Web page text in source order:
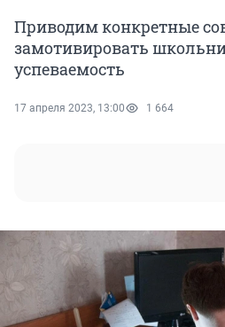
Приводим конкретные
замотивировать
успеваемость
17 апреля 2023, 13:00 1 664